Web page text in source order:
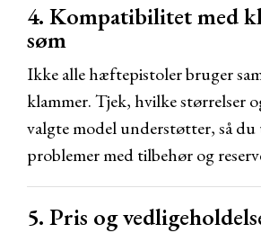
4. Kompatibilitet med
søm
Ikke alle hæftepistoler bruger
klammer. Tjek, hvilke størrelser
valgte model understøtter, så
problemer med tilbehør og
5. Pris og